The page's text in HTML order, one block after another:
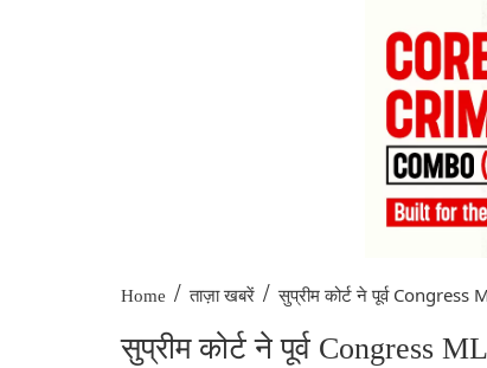
Home / ताज़ा खबरें / सुप्रीम कोर्ट ने पूर्व Congress
सुप्रीम कोर्ट ने पूर्व Congress